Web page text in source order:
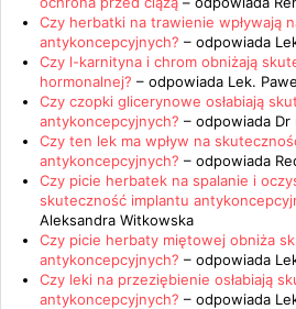
Czy herbatki na trawienie wpływają
antykoncepcyjnych? – odpowiada
Czy l-karnityna i chrom obniżają
hormonalnej? – odpowiada Lek.
Czy czopki glicerynowe osłabiają
antykoncepcyjnych? – odpowiada Dr
Czy ten lek ma wpływ na
antykoncepcyjnych? – odpowiada
Czy picie herbatek na spalanie i
skuteczność implantu
Aleksandra Witkowska
Czy picie herbaty miętowej obniża
antykoncepcyjnych? – odpowiada
Czy leki na przeziębienie osłabiają
antykoncepcyjnych? – odpowiada